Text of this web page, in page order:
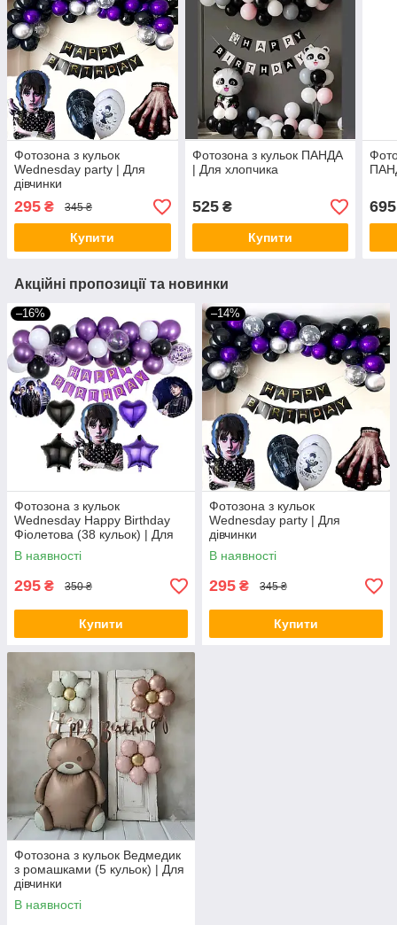
Фотозона з кульок
Wednesday party | Для
дівчинки
295 ₴ 345 ₴
Купити
Фотозона з кульок ПАНДА
| Для хлопчика
525₴
Купити
695
Акційні пропозиції та новинки
–16%
Фотозона з кульок
Wednesday Happy Birthday
Фіолетова (38 кульок) | Для
дівчинки
В наявності
295 ₴ 350 ₴
Купити
–14%
Фотозона з кульок
Wednesday party | Для
дівчинки
В наявності
295 ₴ 345 ₴
Купити
Фотозона з кульок Ведмедик
з ромашками (5 кульок) | Для
дівчинки
В наявності